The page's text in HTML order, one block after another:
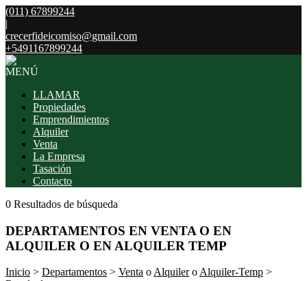
(011) 67899244
|
crecerfideicomiso@gmail.com
+5491167899244
MENÚ
LLAMAR
Propiedades
Emprendimientos
Alquiler
Venta
La Empresa
Tasación
Contacto
0 Resultados de búsqueda
DEPARTAMENTOS EN VENTA O EN
ALQUILER O EN ALQUILER TEMP
Inicio > Departamentos > Venta oAlquileroAlquiler-Temp >